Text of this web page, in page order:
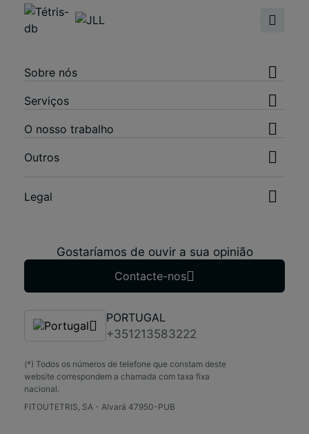
Sobre nós
Serviços
O nosso trabalho
Outros
Legal
Gostaríamos de ouvir a sua opinião
Contacte-nos
PORTUGAL
+351213583222
(*) Todos os números de telefone que constam deste
website correspondem a chamada com taxa fixa
nacional.
FITOUTETRIS, SA - Alvará 47950-PUB